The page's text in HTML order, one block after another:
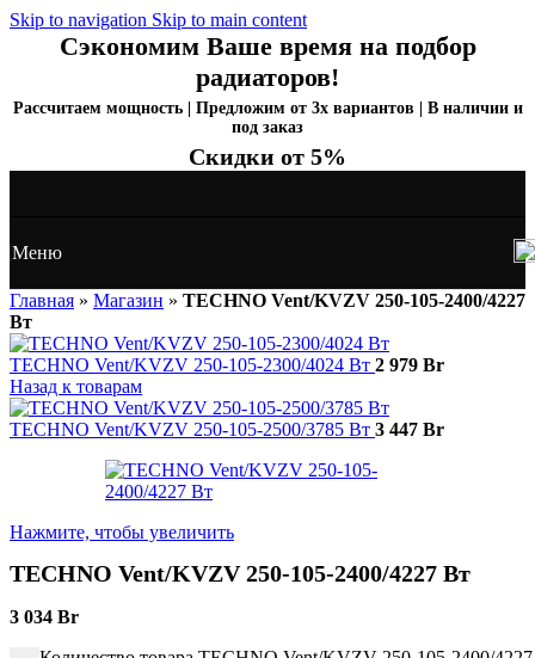
Skip to navigation Skip to main content
Сэкономим Ваше время на подбор
радиаторов!
Рассчитаем мощность | Предложим от 3х вариантов | В наличии и
под заказ
Скидки от 5%
Меню
Главная » Магазин » TECHNO Vent/KVZV 250-105-2400/4227
Вт
TECHNO Vent/KVZV 250-105-2300/4024 Вт 2 979 Br
Назад к товарам
TECHNO Vent/KVZV 250-105-2500/3785 Вт 3 447 Br
Нажмите, чтобы увеличить
TECHNO Vent/KVZV 250-105-2400/4227 Вт
3 034 Br